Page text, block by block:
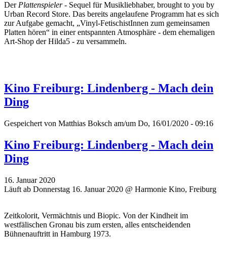
Der Plattenspieler- Sequel für Musikliebhaber, brought to you by
Urban Record Store. Das bereits angelaufene Programm hat es sich
zur Aufgabe gemacht, „Vinyl-FetischistInnen zum gemeinsamen
Platten hören“ in einer entspannten Atmosphäre - dem ehemaligen
Art-Shop der Hilda5 - zu versammeln.
Kino Freiburg: Lindenberg - Mach dein
Ding
Gespeichert von Matthias Boksch am/um Do, 16/01/2020 - 09:16
Kino Freiburg: Lindenberg - Mach dein
Ding
16. Januar 2020
Läuft ab Donnerstag 16. Januar 2020 @ Harmonie Kino, Freiburg
Zeitkolorit, Vermächtnis und Biopic. Von der Kindheit im
westfälischen Gronau bis zum ersten, alles entscheidenden
Bühnenauftritt in Hamburg 1973.